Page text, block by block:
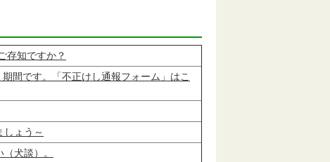
存知ですか？
間です。「不正けし通報フォーム」はこ
ょう～
犬談）。